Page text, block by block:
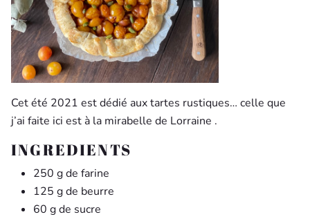
Cet été 2021 est dédié aux tartes rustiques… celle que
j’ai faite ici est à la mirabelle de Lorraine .
INGREDIENTS
250 g de farine
125 g de beurre
60 g de sucre